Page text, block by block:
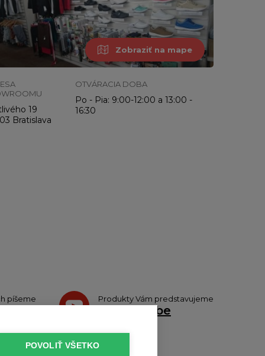
POVOLIŤ VŠETKO
Zobraziť na mape
19
Bratislava
OTVÁRACIA DOBA
Po - Pia: 9:00-12:00 a 13:00 -
16:30
píšeme Produkty Vám predstavujeme
Youtube